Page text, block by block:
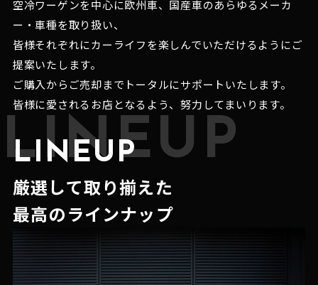
空冷ワーゲンを中心に欧州車、国産車のあらゆるメーカ
ー・車種を取り扱い、
皆様それぞれにカーライフを楽しんでいただけるようにご
提案いたします。
ご購入からご売却までトータルにサポートいたします。
皆様に愛されるお店となるよう、努力してまいります。
LINEUP
LINEUP
厳選して取り揃えた
最高のラインナップ